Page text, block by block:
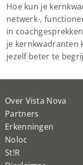
Hoe kun je
netwerk-,
in
je kernkwadranten
jezelf beter te
Over Vista Nova
Partners
Erkenningen
Noloc
St!R